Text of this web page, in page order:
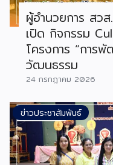
ผู้อำนวยการ สวส
เปิด กิจกรรม
โครงการ “การ
วัฒนธรรม
24 กรกฎาคม 2026
ข่าวประชาสัมพันธ์